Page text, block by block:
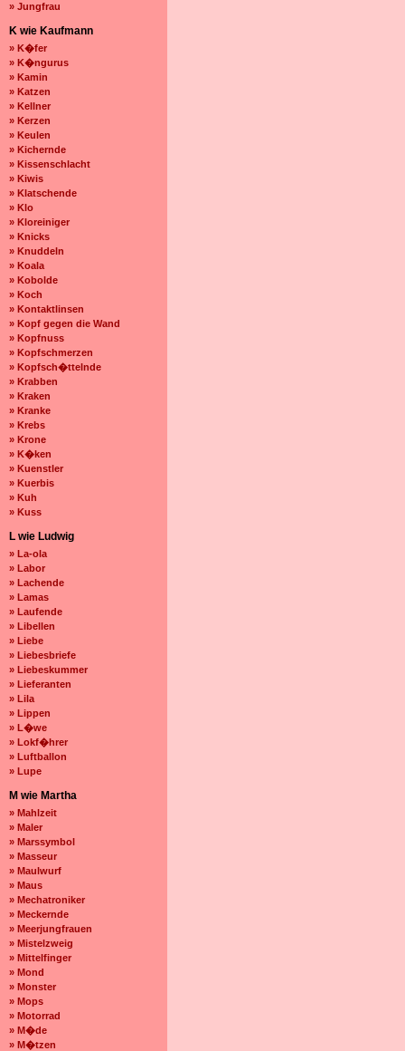
» Jungfrau
K wie Kaufmann
» K�fer
» K�ngurus
» Kamin
» Katzen
» Kellner
» Kerzen
» Keulen
» Kichernde
» Kissenschlacht
» Kiwis
» Klatschende
» Klo
» Kloreiniger
» Knicks
» Knuddeln
» Koala
» Kobolde
» Koch
» Kontaktlinsen
» Kopf gegen die Wand
» Kopfnuss
» Kopfschmerzen
» Kopfsch�ttelnde
» Krabben
» Kraken
» Kranke
» Krebs
» Krone
» K�ken
» Kuenstler
» Kuerbis
» Kuh
» Kuss
L wie Ludwig
» La-ola
» Labor
» Lachende
» Lamas
» Laufende
» Libellen
» Liebe
» Liebesbriefe
» Liebeskummer
» Lieferanten
» Lila
» Lippen
» L�we
» Lokf�hrer
» Luftballon
» Lupe
M wie Martha
» Mahlzeit
» Maler
» Marssymbol
» Masseur
» Maulwurf
» Maus
» Mechatroniker
» Meckernde
» Meerjungfrauen
» Mistelzweig
» Mittelfinger
» Mond
» Monster
» Mops
» Motorrad
» M�de
» M�tzen